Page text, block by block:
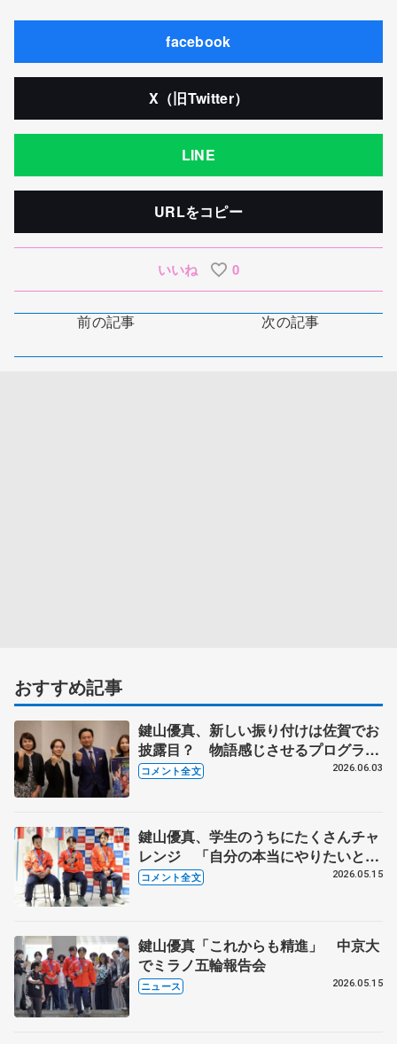
facebook
X（旧Twitter）
LINE
URLをコピー
いいね 0
前の記事 次の記事
おすすめ記事
鍵山優真、新しい振り付けは佐賀でお
披露目？ 物語感じさせるプログラム
に 【佐賀県庁訪問】
コメント全文 2026.06.03
鍵山優真、学生のうちにたくさんチャ
レンジ 「自分の本当にやりたいとい
うものを見つけたい」【中京大メダリ
コメント全文 2026.05.15
鍵山優真「これからも精進」 中京大
でミラノ五輪報告会
ニュース 2026.05.15